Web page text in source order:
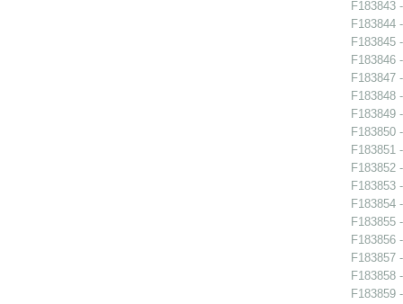
F183843
F183844
F183845
F183846
F183847
F183848
F183849
F183850
F183851
F183852
F183853
F183854
F183855
F183856
F183857
F183858
F183859